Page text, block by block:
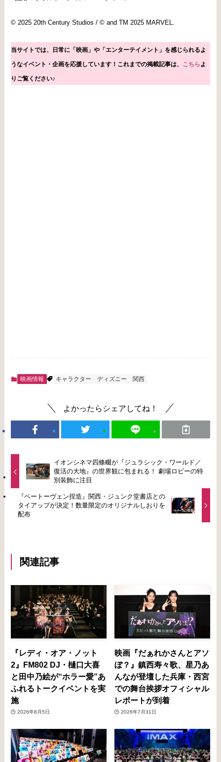
© 2025 20th Century Studios / © and TM 2025 MARVEL.
当サイトでは、日常に「映画」や「エンターテイメント」を感じられるよ
うなイベント・企画を応援しています！これまでの掲載記事は、 こちらよ
りご覧ください♪
映画情報 キャラクター ディズニー 関西
よかったらシェアしてね！
イオンシネマ四條畷が『ジュラシック・ワールド／
復活の大地』の世界観に包まれる！ 劇場ロビーの特
別装飾に注目
『ベートーヴェン捏造』関西・ジュンク堂書店との
タイアップが決定！数量限定のオリジナルしおりを
配布
関連記事
『レディ・オア・ノット
2』FM802 DJ・樋口大喜
と田中乃絵が“ホラー愛”あ
ふれるトークイベントを実
施
2026年8月5日
映画『だぁれかさんとアソ
ぼ？』鎮西寿々歌、星乃あ
んなが登壇した兵庫・西宮
での舞台挨拶オフィシャル
レポートが到着
2026年7月31日